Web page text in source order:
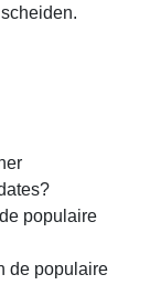
populaire
de populaire